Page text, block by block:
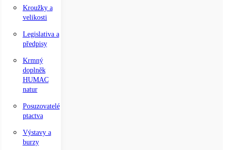
Kroužky a
velikosti
Legislativa a
předpisy
Krmný
doplněk
HUMAC
natur
Posuzovatelé
ptactva
Výstavy a
burzy